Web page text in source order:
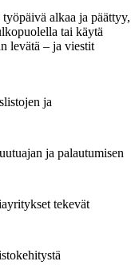
alkaa ja päättyy,
tai käytä
levätä – ja viestit
ja
ja palautumisen
tekevät